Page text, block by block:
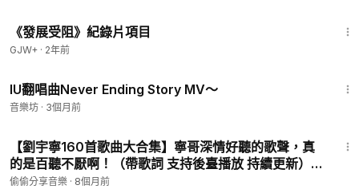
《發展受阻》紀錄片項目
GJW+ · 2年前
IU翻唱曲Never Ending Story MV～
音樂坊 · 3個月前
【劉宇寧160首歌曲大合集】寧哥深情好聽的歌聲，真
的是百聽不厭啊！（帶歌詞 支持後臺播放 持續更新）
P40 - 虎嘯春來
偷偷分享音樂 · 8個月前